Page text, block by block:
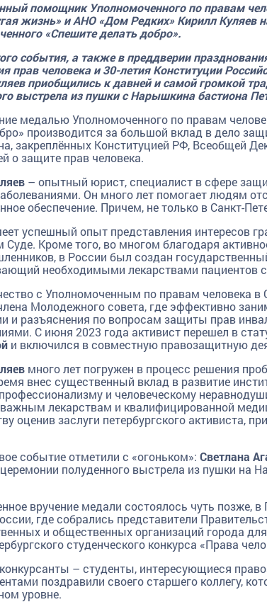
помощник Уполномоченного по правам
жизнь» и АНО «Дом Редких» Кирилл Куляев
«Спешите делать добро».
события, а также в преддверии
прав человека и 30-летия Конституции
приобщились к давней и самой громкой
выстрела из пушки с Нарышкина бастиона
медалью Уполномоченного по правам
производится за большой вклад в дело
закреплённых Конституцией РФ, Всеобщей
о защите прав человека.
– опытный юрист, специалист в сфере
Он много лет помогает людям
обеспечение. Причем, не только в Санкт-
успешный опыт представления интересов
Суде. Кроме того, во многом благодаря
в России был создан
необходимыми лекарствами пациентов
с Уполномоченным по правам человека в
Молодежного совета, где эффективно
и разъяснения по вопросам защиты прав
С июня 2023 года активист перешел в
и включился в совместную правозащитную
много лет погружен в процесс решения
внес существенный вклад в развитие
и человеческому
лекарствам и квалифицированной
оценив заслуги петербургского активиста,
событие отметили с «огоньком»: Светлана
полуденного выстрела из пушки на
вручение медали состоялось чуть позже,
где собрались представители
и общественных организаций города
студенческого конкурса «Права
– студенты, интересующиеся
поздравили своего старшего коллегу,
уровне.